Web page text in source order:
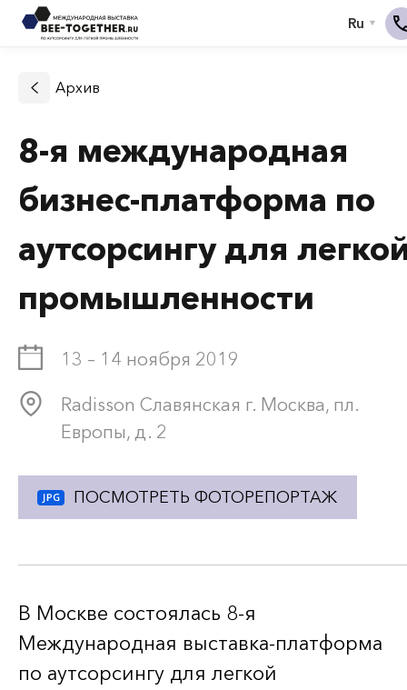
Архив
8-я международная
бизнес-платформа по
аутсорсингу для
промышленности
13 – 14 ноября 2019
Radisson Славянская г. Москва, пл.
Европы, д. 2
ПОСМОТРЕТЬ ФОТОРЕПОРТАЖ
В Москве состоялась 8-я
Международная выставка-платформа
по аутсорсингу для легкой